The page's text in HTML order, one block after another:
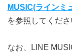
MUSIC(ラインミ
を参照してくださ
なお、LINE